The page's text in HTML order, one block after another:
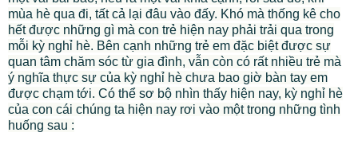
mùa hè qua đi, tất cả lại đâu vào đấy. Khó mà thống kê cho
hết được những gì mà con trẻ hiện nay phải trải qua trong
mỗi kỳ nghỉ hè. Bên cạnh những trẻ em đặc biệt được sự
quan tâm chăm sóc từ gia đình, vẫn còn có rất nhiều trẻ mà
ý nghĩa thực sự của kỳ nghỉ hè chưa bao giờ bàn tay em
được chạm tới. Có thể sơ bộ nhìn thấy hiện nay, kỳ nghỉ hè
của con cái chúng ta hiện nay rơi vào một trong những tình
huống sau :